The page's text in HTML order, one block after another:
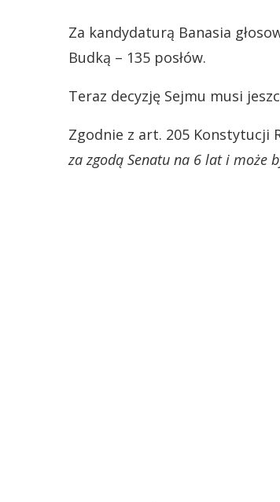
Za kandydaturą Banasia
Budką – 135 posłów.
Teraz decyzję Sejmu musi
Zgodnie z art. 205 Konstytucji
za zgodą Senatu na 6 lat i może